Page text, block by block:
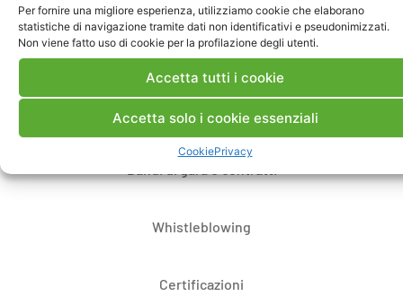
Per fornire una migliore esperienza, utilizziamo cookie che elaborano
statistiche di navigazione tramite dati non identificativi e pseudonimizzati.
Non viene fatto uso di cookie per la profilazione degli utenti.
Accetta tutti i cookie
Accetta solo i cookie essenziali
CookiePrivacy
Note Legali
Dove siamo
Whistleblowing
Certificazioni